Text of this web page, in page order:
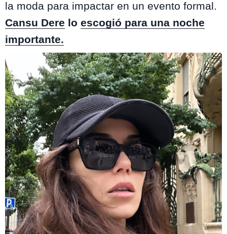
la moda para impactar en un evento formal.
Cansu Dere lo escogió para una noche
importante.